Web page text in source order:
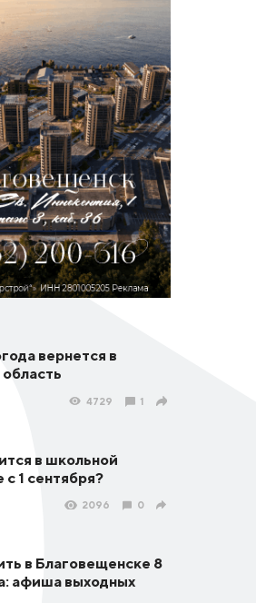
вернется в
4729 1
в школьной
1 сентября?
2096 0
в Благовещенске 8
афиша выходных